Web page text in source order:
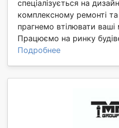
спеціалізується на
комплексному ремонті
прагнемо втілювати ваші
Працюємо на ринку
Подробнее